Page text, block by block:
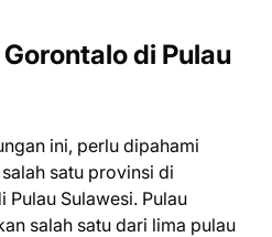
di Pulau
ini, perlu dipahami
satu provinsi di
Pulau Sulawesi. Pulau
salah satu dari lima pulau